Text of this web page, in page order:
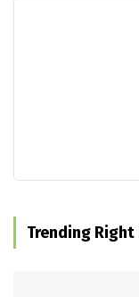
Trending Right